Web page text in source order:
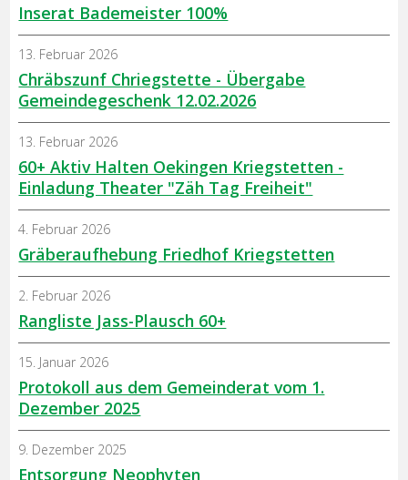
Inserat Bademeister 100%
Chräbszunf Chriegstette - Übergabe
Gemeindegeschenk 12.02.2026
13. Februar 2026
60+ Aktiv Halten Oekingen Kriegstetten -
Einladung Theater "Zäh Tag Freiheit"
13. Februar 2026
Gräberaufhebung Friedhof Kriegstetten
4. Februar 2026
Rangliste Jass-Plausch 60+
2. Februar 2026
Protokoll aus dem Gemeinderat vom 1.
Dezember 2025
15. Januar 2026
Entsorgung Neophyten
9. Dezember 2025